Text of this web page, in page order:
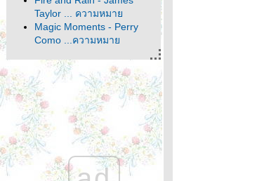
Taylor ... ความหมา
Magic Moments - Perry
Como ...ความหมา
Denver ... ตะพาบหลัก
กิโลเมตรที่ 363 คำตอบ
สุดท้า
It Comes and It Goes - Dido
... ความหมา
Make the World Go Away -
Eddy Arnold ... ความหมา
Home - Michael Bublé ...
หลักกิโลเมตรที่ 362 ตัวละคร